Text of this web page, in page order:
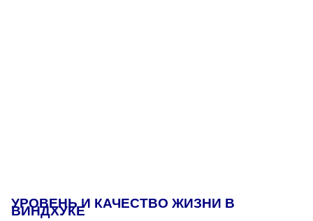
УРОВЕНЬ И КАЧЕСТВО ЖИЗНИ В
ВИНДХУКЕ